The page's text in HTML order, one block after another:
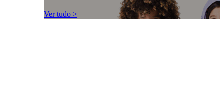
Ver tudo >